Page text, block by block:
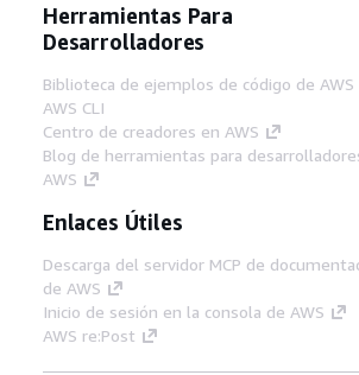
Herramientas Para
Desarrolladores
Biblioteca de ejemplos de código de AWS
AWS CLI
Centro de creadores en AWS
Blog de herramientas para
AWS
Enlaces Útiles
Descarga del servidor MCP de
de AWS
Inicio de sesión en la consola de AWS
AWS re:Post